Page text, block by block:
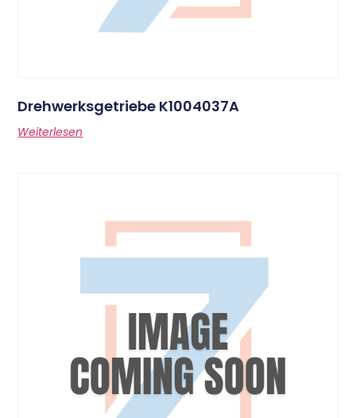
Drehwerksgetriebe K1004037A
Weiterlesen